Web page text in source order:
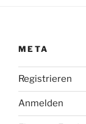
META
Registrieren
Anmelden